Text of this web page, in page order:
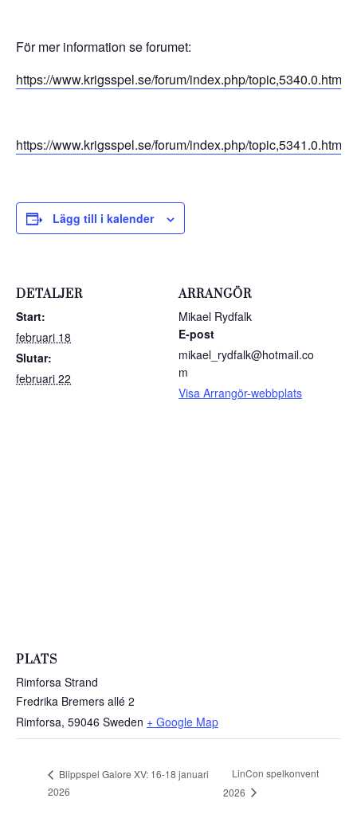
För mer information se forumet:
https://www.krigsspel.se/forum/index.php/topic,5340.0.html
https://www.krigsspel.se/forum/index.php/topic,5341.0.html
Lägg till i kalender
DETALJER
Start:
februari 18
Slutar:
februari 22
ARRANGÖR
Mikael Rydfalk
E-post
mikael_rydfalk@hotmail.co
m
Visa Arrangör-webbplats
PLATS
Rimforsa Strand
Fredrika Bremers allé 2
Rimforsa, 59046 Sweden + Google Map
Blippspel Galore XV: 16-18 januari
2026
LinCon spelkonvent
2026